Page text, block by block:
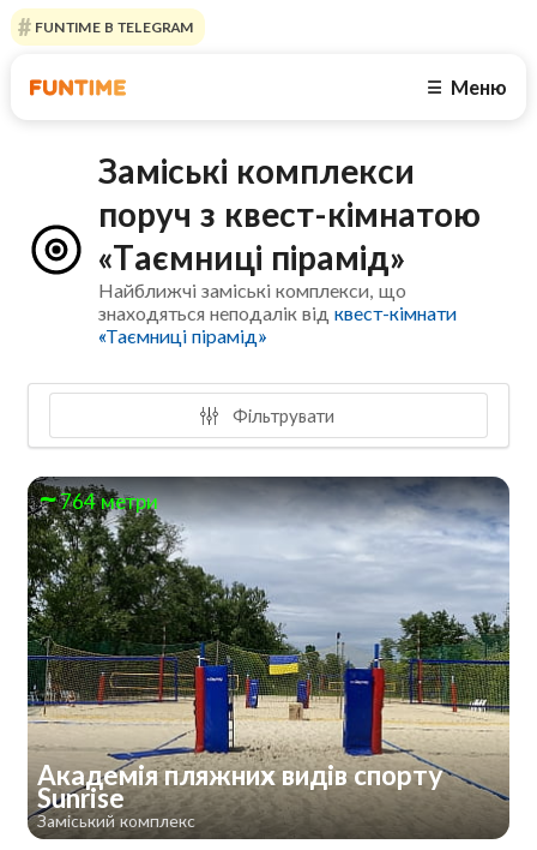
FUNTIME В TELEGRAM
☰ Меню
Заміські комплекси
поруч з квест-кімнатою
«Таємниці пірамід»
Найближчі заміські комплекси, що
знаходяться неподалік відквест-кімнати
«Таємниці пірамід»
Фільтрувати
764 метри
Академія пляжних видів спорту
Sunrise
Заміський комплекс